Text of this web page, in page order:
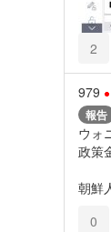
2
979
報告
ウォ
政策
朝鮮
0